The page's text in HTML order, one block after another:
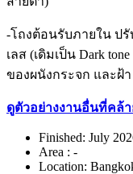
-โถงต้อนรับภายใน ป
เลส (เดิมเป็น Dark
ของผนังกระจก และฝ้
ดูตัวอย่างงานอื่นที่คล้
Finished: July
Area : -
Location: